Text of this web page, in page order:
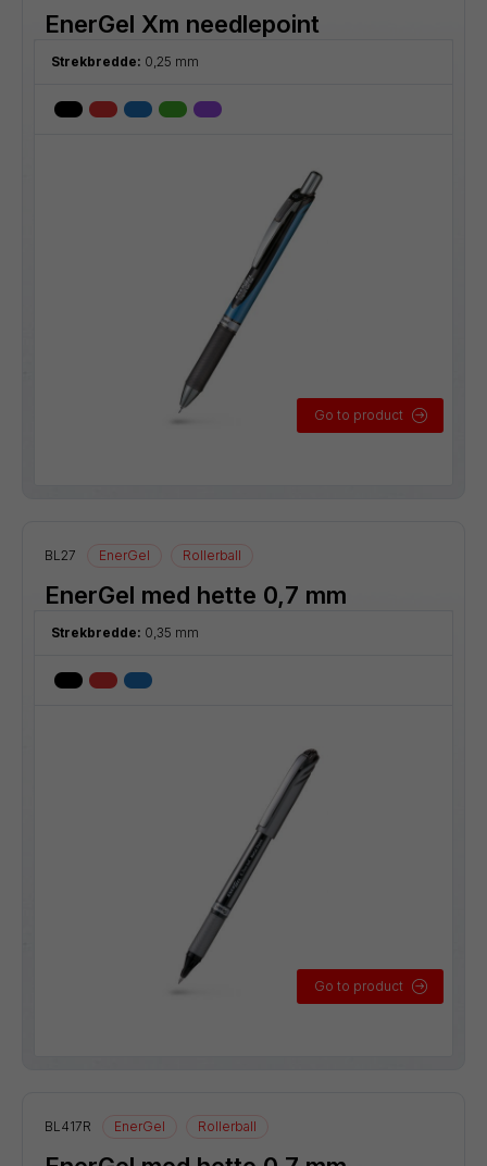
EnerGel Xm needlepoint
Strekbredde: 0,25 mm
Go to product
BL27 EnerGel Rollerball
EnerGel med hette 0,7 mm
Strekbredde: 0,35 mm
Go to product
BL417R EnerGel Rollerball